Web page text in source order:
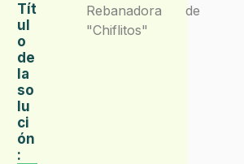
Tít
ul
o
de
la
so
lu
ci
ón
:
Rebanadora de
"Chiflitos"